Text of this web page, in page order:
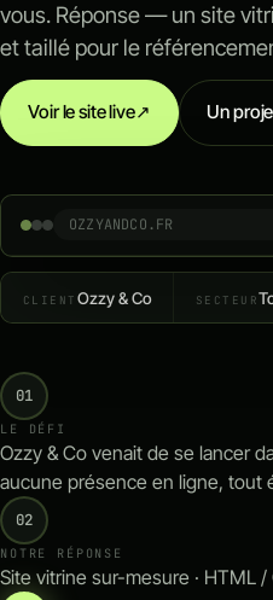
vous. Réponse — un site
et taillé pour le
Voir le site live↗ Un
OZZYANDCO.FR
CLIENT Ozzy & Co SECTEUR
01
LE DÉFI
Ozzy & Co venait de se lancer
aucune présence en ligne, tout
02
NOTRE RÉPONSE
Site vitrine sur-mesure · HTML /